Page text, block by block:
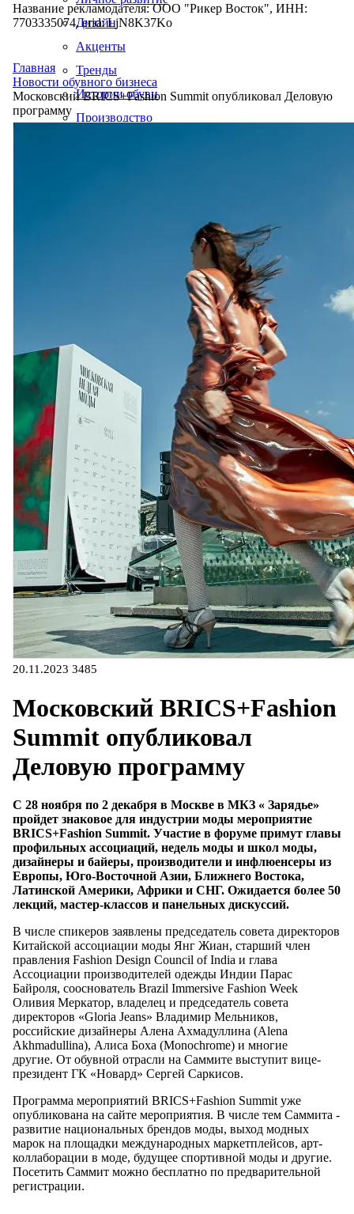
Дизайн
Акценты
Тренды
Истории обуви
Производство
Название рекламодателя: ООО "Рикер Восток", ИНН:
7703335074, erid: LjN8K37Ko
Главная
Новости обувного бизнеса
Московский BRICS+Fashion Summit опубликовал Деловую
программу
20.11.2023 3485
Московский BRICS+Fashion
Summit опубликовал
Деловую программу
С 28 ноября по 2 декабря в Москве в МКЗ « Зарядье»
пройдет знаковое для индустрии моды мероприятие
BRICS+Fashion Summit. Участие в форуме примут главы
профильных ассоциаций, недель моды и школ моды,
дизайнеры и байеры, производители и инфлюенсеры из
Европы, Юго-Восточной Азии, Ближнего Востока,
Латинской Америки, Африки и СНГ. Ожидается более 50
лекций, мастер-классов и панельных дискуссий.
В числе спикеров заявлены председатель совета директоров
Китайской ассоциации моды Янг Жиан, старший член
правления Fashion Design Council of India и глава
Ассоциации производителей одежды Индии Парас
Байроля, сооснователь Brazil Immersive Fashion Week
Оливия Меркатор, владелец и председатель совета
директоров «Gloria Jeans» Владимир Мельников,
российские дизайнеры Алена Ахмадуллина (Alena
Akhmadullina), Алиса Боха (Monochrome) и многие
другие. От обувной отрасли на Саммите выступит вице-
президент ГК «Новард» Сергей Саркисов.
Программа мероприятий BRICS+Fashion Summit уже
опубликована на сайте мероприятия. В числе тем Саммита -
развитие национальных брендов моды, выход модных
марок на площадки международных маркетплейсов, арт-
коллаборации в моде, будущее спортивной моды и другие.
Посетить Саммит можно бесплатно по предварительной
регистрации.